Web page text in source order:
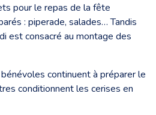
pour le repas de la fête
: piperade, salades… Tandis
est consacré au montage des
continuent à préparer le
conditionnent les cerises en